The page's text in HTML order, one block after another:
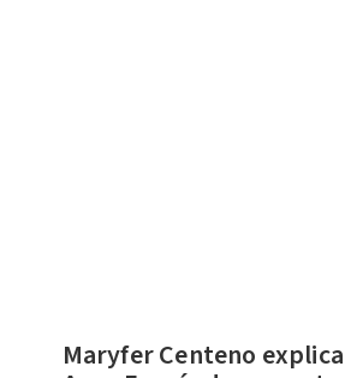
Maryfer Centeno